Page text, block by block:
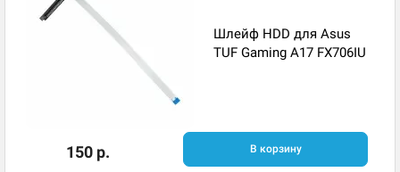
Шлейф HDD для Asus
TUF Gaming A17 FX706IU
150 р. В корзину